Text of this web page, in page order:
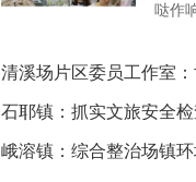
哒作
清溪场片区委员工作室
石耶镇：抓实文旅安全
峨溶镇：综合整治场镇